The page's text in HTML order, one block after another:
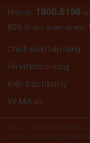
Hotline: 1800.6198
B2B (Khách doanh nghiệp):
Chính sách bán hàng
Hỗ trợ khách hàng
Kiến thức hành lý
Về MIA.vn